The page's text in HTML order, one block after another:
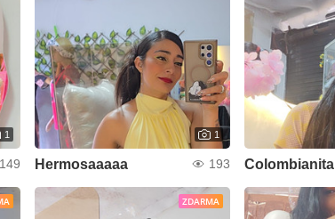
1
149
1
Hermosaaaaa 193 Colombianita
ZDARMA